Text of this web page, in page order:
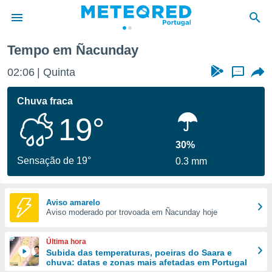
da
foi
fornecidas
a este
das
e
forma
digital
Tempo em Ñacunday
02:06 Quinta ...
Chuva fraca
19°
Sensação de 19°
30%
0.3 mm
Aviso amarelo
Aviso moderado por trovoada em Ñacunday hoje
Última hora
Subida das temperaturas, poeiras do Saara e
chuva: datas e zonas mais afetadas em Portugal